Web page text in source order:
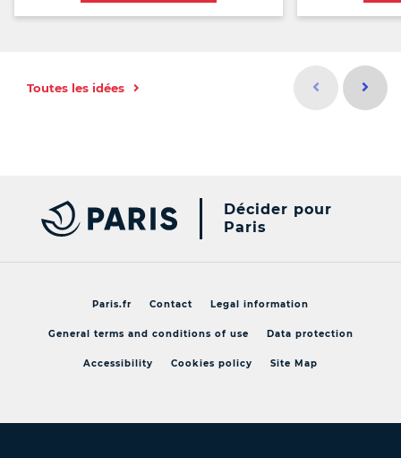
Toutes les idées Idée Idée
Décider pour
Paris
Paris.fr Contact Legal information
General terms and conditions of use Data protection
Accessibility Cookies policy Site Map